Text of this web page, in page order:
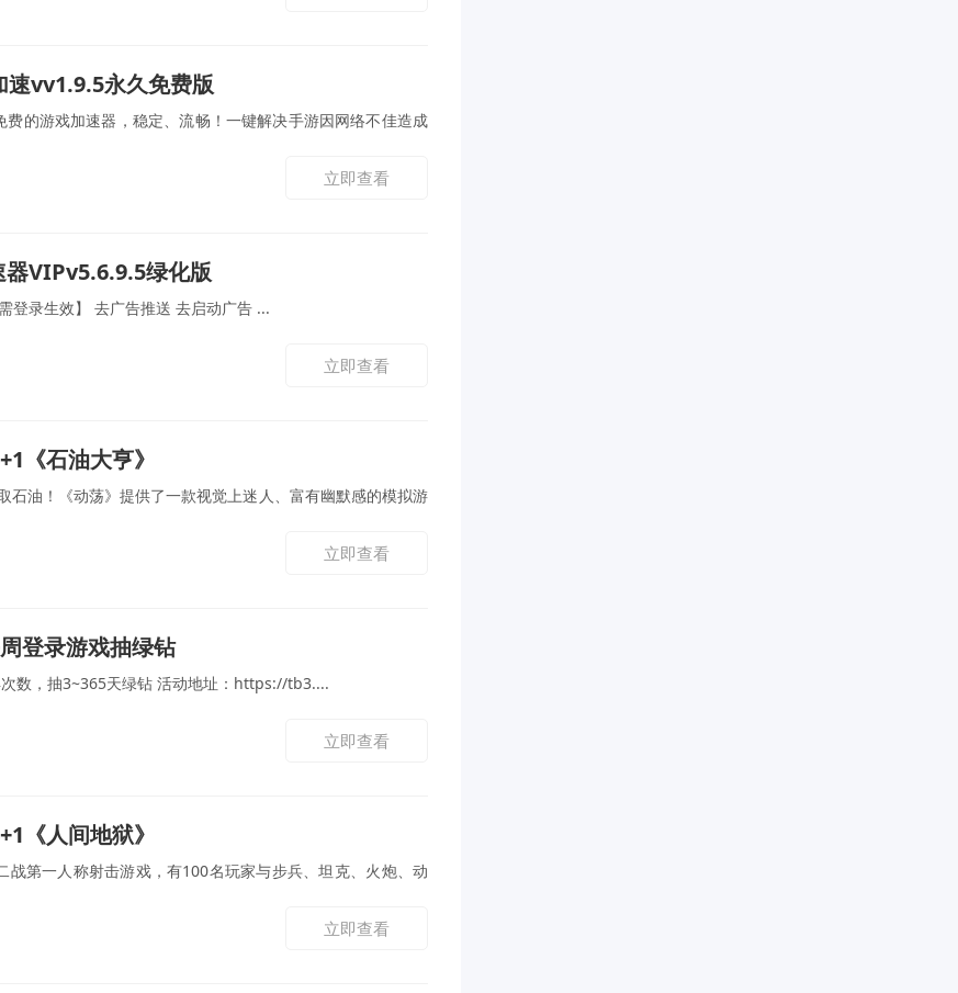
速vv1.9.5永久免费版
费的游戏加速器，稳定、流畅！一键解决手游因网络不佳造成
立即查看
VIPv5.6.9.5绿化版
解锁vip会员，模式任意切换【需登录生效】 去广告推送 去启动广告 ...
立即查看
《石油大亨》
石油！《动荡》提供了一款视觉上迷人、富有幽默感的模拟游
立即查看
登录游戏抽绿钻
数，抽3~365天绿钻 活动地址：https://tb3....
立即查看
《人间地狱》
战第一人称射击游戏，有100名玩家与步兵、坦克、火炮、动
立即查看